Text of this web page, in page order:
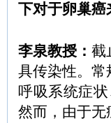
下对于卵巢癌
李泉教授：截
具传染性。
呼吸系统症
然而，由于